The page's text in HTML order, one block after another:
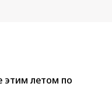
этим летом по